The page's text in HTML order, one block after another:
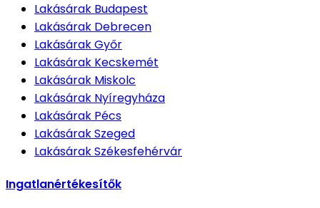
Lakásárak Budapest
Lakásárak Debrecen
LakásárakGyőr
Lakásárak Kecskemét
Lakásárak Miskolc
Lakásárak Nyíregyháza
Lakásárak Pécs
LakásárakSzeged
LakásárakSzékesfehérvár
Ingatlanértékesítők